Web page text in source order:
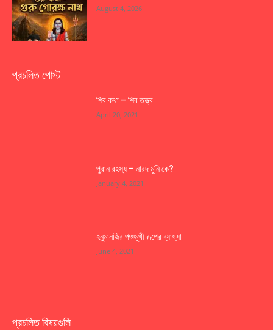
August 4, 2026
প্রচলিত পোস্ট
শিব কথা – শিব তত্ত্ব
April 20, 2021
পুরান রহস্য – নারদ মুনি কে?
January 4, 2021
হনুমানজির পঞ্চমুখী রূপের ব্যাখ্যা
June 4, 2021
প্রচলিত বিষয়গুলি